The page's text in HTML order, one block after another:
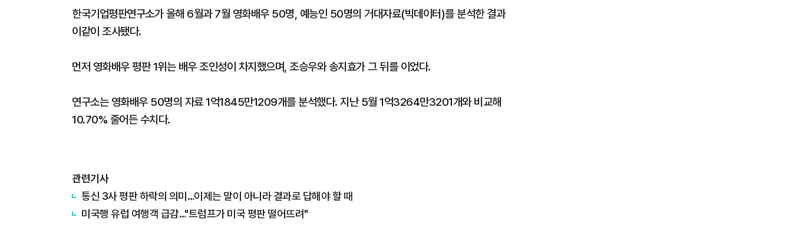
한국기업평판연구소가 올해 6월과 7월 영화배우 50명, 예능인 50명의 거대자료(빅데이터)를 분석한 결과
이같이 조사됐다.
먼저 영화배우 평판 1위는 배우 조인성이 차지했으며, 조승우와 송지효가 그 뒤를 이었다.
연구소는 영화배우 50명의 자료 1억1845만1209개를 분석했다. 지난 5월 1억3264만3201개와 비교해
10.70% 줄어든 수치다.
관련기사
통신 3사 평판 하락의 의미…이제는 말이 아니라 결과로 답해야 할 때
미국행 유럽 여행객 급감…"트럼프가 미국 평판 떨어뜨려"